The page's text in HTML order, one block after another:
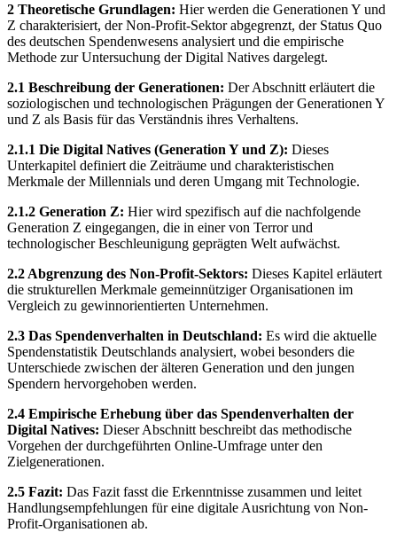
2 Theoretische Grundlagen: Hier werden die Generationen Y und
Z charakterisiert, der Non-Profit-Sektor abgegrenzt, der Status Quo
des deutschen Spendenwesens analysiert und die empirische
Methode zur Untersuchung der Digital Natives dargelegt.
2.1 Beschreibung der Generationen: Der Abschnitt erläutert die
soziologischen und technologischen Prägungen der Generationen Y
und Z als Basis für das Verständnis ihres Verhaltens.
2.1.1 Die Digital Natives (Generation Y und Z): Dieses
Unterkapitel definiert die Zeiträume und charakteristischen
Merkmale der Millennials und deren Umgang mit Technologie.
2.1.2 Generation Z: Hier wird spezifisch auf die nachfolgende
Generation Z eingegangen, die in einer von Terror und
technologischer Beschleunigung geprägten Welt aufwächst.
2.2 Abgrenzung des Non-Profit-Sektors: Dieses Kapitel erläutert
die strukturellen Merkmale gemeinnütziger Organisationen im
Vergleich zu gewinnorientierten Unternehmen.
2.3 Das Spendenverhalten in Deutschland: Es wird die aktuelle
Spendenstatistik Deutschlands analysiert, wobei besonders die
Unterschiede zwischen der älteren Generation und den jungen
Spendern hervorgehoben werden.
2.4 Empirische Erhebung über das Spendenverhalten der
Digital Natives: Dieser Abschnitt beschreibt das methodische
Vorgehen der durchgeführten Online-Umfrage unter den
Zielgenerationen.
2.5 Fazit: Das Fazit fasst die Erkenntnisse zusammen und leitet
Handlungsempfehlungen für eine digitale Ausrichtung von Non-
Profit-Organisationen ab.